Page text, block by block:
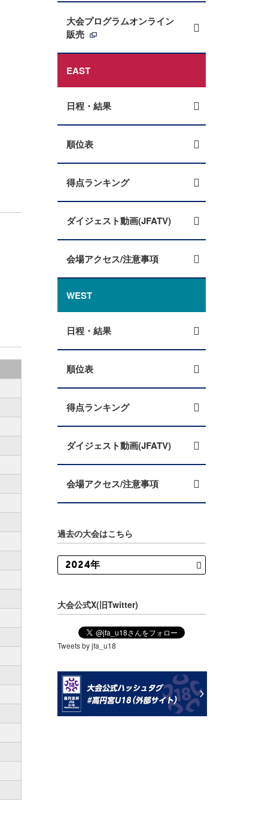
大会プログラムオンライン
販売
EAST
日程・結果
順位表
得点ランキング
ダイジェスト動画(JFATV)
会場アクセス/注意事項
WEST
日程・結果
順位表
得点ランキング
ダイジェスト動画(JFATV)
会場アクセス/注意事項
過去の大会はこちら
大会公式X(旧Twitter)
Tweets by jfa_u18